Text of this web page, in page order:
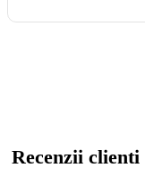
Recenzii clienti